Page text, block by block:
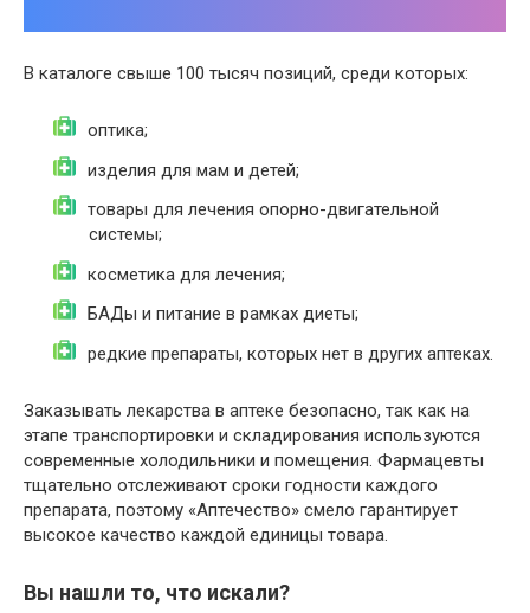
В каталоге свыше 100 тысяч позиций, среди которых:
оптика;
изделия для мам и детей;
товары для лечения опорно-двигательной
системы;
косметика для лечения;
БАДы и питание в рамках диеты;
редкие препараты, которых нет в других аптеках.
Заказывать лекарства в аптеке безопасно, так как на
этапе транспортировки и складирования используются
современные холодильники и помещения. Фармацевты
тщательно отслеживают сроки годности каждого
препарата, поэтому «Аптечество» смело гарантирует
высокое качество каждой единицы товара.
Вы нашли то, что искали?